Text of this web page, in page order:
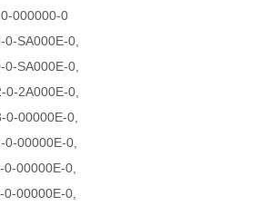
000000-0
SA000E-0,
SA000E-0,
0-2A000E-0,
0-00000E-0,
0-00000E-0,
00000E-0,
00000E-0,